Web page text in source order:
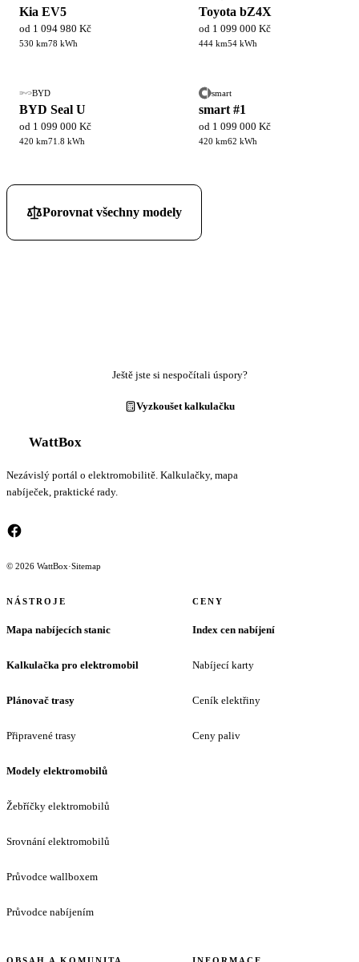
Kia EV5
od 1 094 980 Kč
530 km78 kWh
Toyota bZ4X
od 1 099 000 Kč
444 km54 kWh
BYD
BYD Seal U
od 1 099 000 Kč
420 km71.8 kWh
smart
smart #1
od 1 099 000 Kč
420 km62 kWh
Porovnat všechny modely
Ještě jste si nespočítali úspory?
Vyzkoušet kalkulačku
WattBox
Nezávislý portál o elektromobilitě. Kalkulačky, mapa
nabíječek, praktické rady.
© 2026 WattBox·Sitemap
NÁSTROJE
Mapa nabíjecích stanic
Kalkulačka pro elektromobil
Plánovač trasy
Připravené trasy
Modely elektromobilů
Žebříčky elektromobilů
Srovnání elektromobilů
Průvodce wallboxem
Průvodce nabíjením
CENY
Index cen nabíjení
Nabíjecí karty
Ceník elektřiny
Ceny paliv